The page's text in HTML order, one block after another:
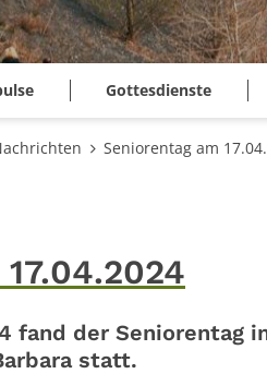
Gottesdienste
Seniorentag am
fand der Seniorentag
statt.